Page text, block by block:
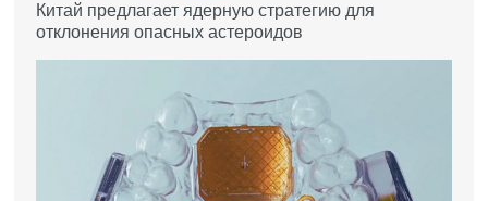
Китай предлагает ядерную стратегию для
отклонения опасных астероидов